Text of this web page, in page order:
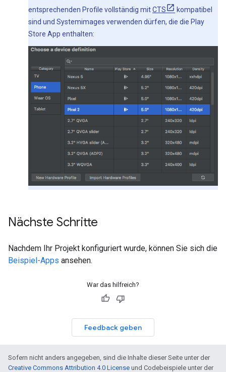
entsprechenden Profile vollständig mitCTS
kompatibel
sind und Systemimages verwenden dürfen, die die Play
Store App enthalten:
Nächste Schritte
Nachdem Ihr Projekt konfiguriert wurde, können Sie sich die
Beispiel-Apps ansehen.
War das hilfreich?
Feedback geben
Sofern nicht anders angegeben, sind die Inhalte dieser Seite unter der
Creative Commons Attribution 4.0 License und Codebeispiele unter der